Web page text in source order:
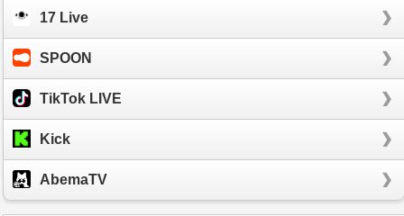
17 Live
SPOON
TikTok LIVE
Kick
AbemaTV